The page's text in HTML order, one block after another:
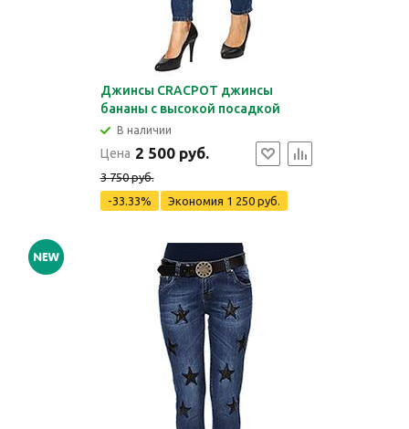
Джинсы CRACPOT джинсы
бананы с высокой посадкой
В наличии
Цена 2 500 руб.
3 750 руб.
-33.33%
Экономия 1 250 руб.